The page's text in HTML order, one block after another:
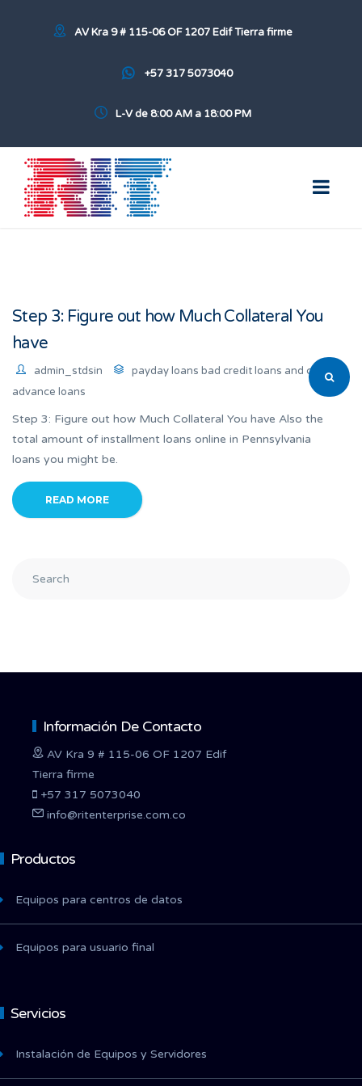
AV Kra 9 # 115-06 OF 1207 Edif Tierra firme
+57 317 5073040
L-V de 8:00 AM a 18:00 PM
Step 3: Figure out how Much Collateral You
have
admin_stdsin
payday loans bad credit loans and cash
advance loans
Step 3: Figure out how Much Collateral You have Also the
total amount of installment loans online in Pennsylvania
loans you might be.
READ MORE
Información De Contacto
AV Kra 9 # 115-06 OF 1207 Edif
Tierra firme
+57 317 5073040
info@ritenterprise.com.co
Productos
Equipos para centros de datos
Equipos para usuario final
Servicios
Instalación de Equipos y Servidores